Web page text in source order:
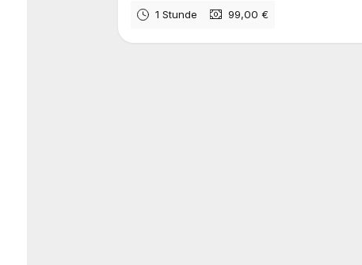
1 Stunde 99,00 €